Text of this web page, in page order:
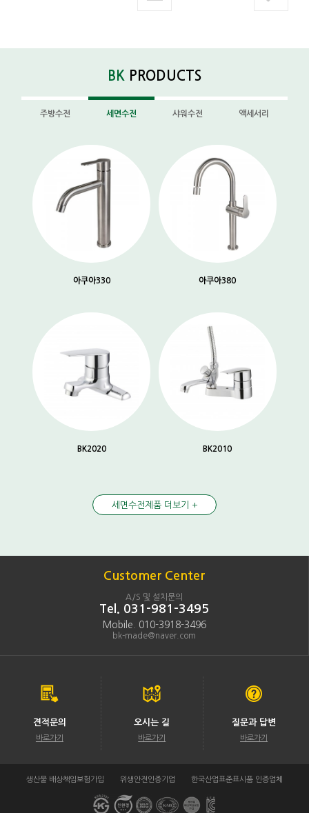
BK PRODUCTS
주방수전 세면수전 샤워수전 액세서리
아쿠아330 아쿠아380
BK2020 BK2010
세면수전제품 더보기 +
Customer Center
A/S 및 설치문의
Tel. 031-981-3495
Mobile. 010-3918-3496
bk-made@naver.com
견적문의
바로가기
오시는 길
바로가기
질문과 답변
바로가기
생산물 배상책임보험가입 위생안전인증기업 한국산업표준표시품 인증업체